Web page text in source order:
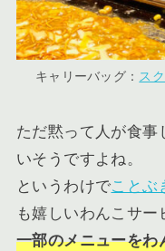
キャリーバッグ： ス
ただ黙って人が食事
いそうですよね。
というわけでことぶ
も嬉しいわんこサー
一部のメニューをわ